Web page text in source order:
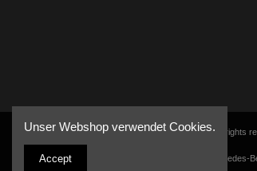
Copyright © 2016-2026 VWB Trading BV. All rights
Die Firma VWB Trading ist nicht mit der Mercedes-
Unser Webshop verwendet Cookies.
Accept